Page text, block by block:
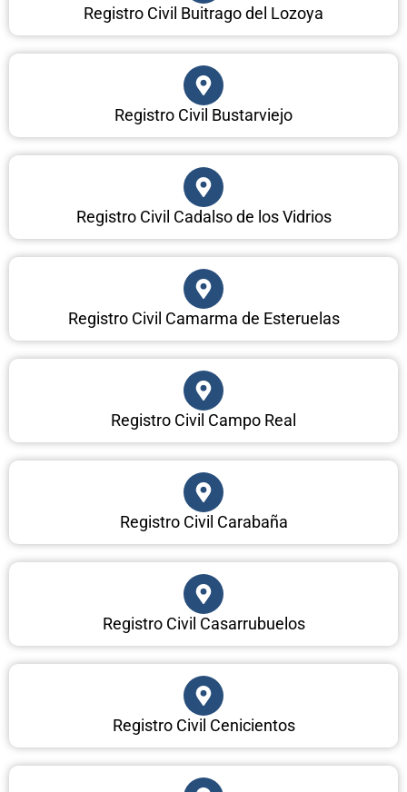
Registro Civil Buitrago del Lozoya
Registro Civil Bustarviejo
Registro Civil Cadalso de los Vidrios
Registro Civil Camarma de Esteruelas
Registro Civil Campo Real
Registro Civil Carabaña
Registro Civil Casarrubuelos
Registro Civil Cenicientos